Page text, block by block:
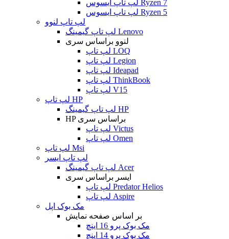
لپ تاپ ایسوس Ryzen 7
لپ تاپ ایسوس Ryzen 5
لپ تاپ لنوو
لپ تاپ گیمینگ Lenovo
لنوو براساس سری
لپ تاپ LOQ
لپ تاپ Legion
لپ تاپ Ideapad
لپ تاپ ThinkBook
لپ تاپ V15
لپ تاپ HP
لپ تاپ گیمینگ HP
HP براساس سری
لپ تاپ Victus
لپ تاپ Omen
لپ تاپ Msi
لپ تاپ ایسر
لپ تاپ گیمینگ Acer
ایسر براساس سری
لپ تاپ Predator Helios
لپ تاپ Aspire
مک بوک اپل
بر اساس صفحه نمایش
مک بوک پرو 16 اینچ
مک بوک پرو 14 اینچ